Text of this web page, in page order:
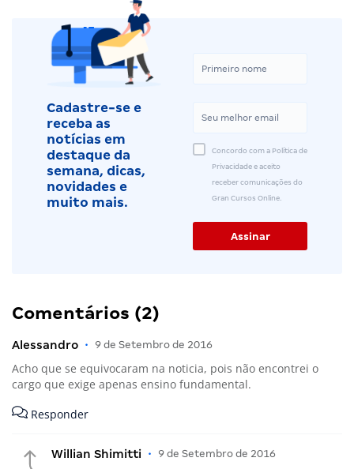
Cadastre-se e
receba as
notícias em
destaque da
semana, dicas,
novidades e
muito mais.
Concordo com a Política de
Privacidade e aceito
receber comunicações do
Gran Cursos Online.
Comentários (2)
Alessandro • 9 de Setembro de 2016
Acho que se equivocaram na noticia, pois não encontrei o
cargo que exige apenas ensino fundamental.
Responder
Willian Shimitti • 9 de Setembro de 2016